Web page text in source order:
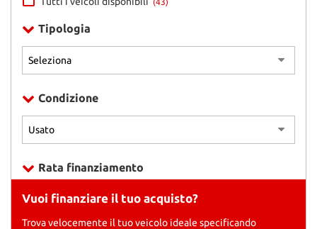
ASSISTENZA
CONTATTI
(43)
Tipologia
Condizione
Rata finanziamento
Vuoi finanziare il tuo acquisto?
Trova velocemente il tuo veicolo ideale specificando